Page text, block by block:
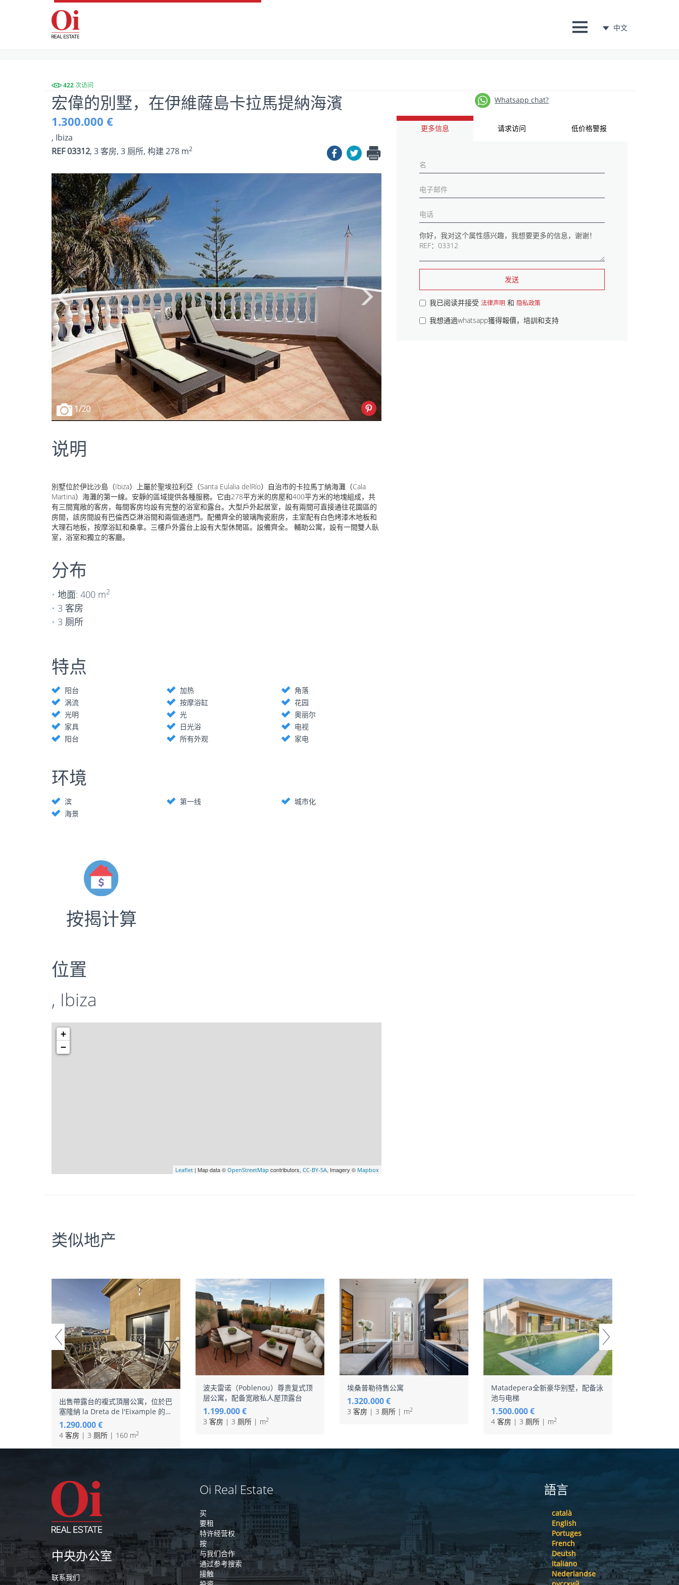
中文
422 次访问
宏偉的別墅，在伊維薩島卡拉馬提納海濱
1.300.000 €
, Ibiza
REF 03312, 3 客房, 3 厕所, 构建 278 m2
1/20
说明
別墅位於伊比沙島（Ibiza）上屬於聖埃拉利亞（Santa Eulalia delRío）自治市的卡拉馬丁納海灘（Cala
Martina）海灘的第一線。安靜的區域提供各種服務。它由278平方米的房屋和400平方米的地塊組成，共
有三間寬敞的客房，每間客房均設有完整的浴室和露台。大型戶外起居室，設有兩間可直接通往花園區的
房間，該房間設有巴倫西亞淋浴間和兩個通道門。配備齊全的玻璃陶瓷廚房，主室配有白色烤漆木地板和
大理石地板，按摩浴缸和桑拿。三樓戶外露台上設有大型休閒區。設備齊全。 輔助公寓，設有一間雙人臥
室，浴室和獨立的客廳。
分布
地面: 400 m2
3 客房
3 厕所
特点
阳台 加热
角落
涡流
按摩浴缸
花园
光明
光
奥丽尔
家具
日光浴
电视
阳台
所有外观 家电
环境
滨 第一线
城市化
海景
按揭计算
位置
, Ibiza
+
−
Leaflet| Map data © OpenStreetMap contributors, CC-BY-SA, Imagery © Mapbox
Whatsapp chat?
更多信息 请求访问 低价格警报
发送
我已阅读并接受 法律声明和 隐私政策
我想通過whatsapp獲得報價，培訓和支持
类似地产
出售帶露台的複式頂層公寓，位於巴
塞隆納 la Dreta de l'Eixample 的
REFORM
1.290.000 €
4 客房 | 3 厕所 | 160 m2
波夫雷诺（Poblenou）尊贵复式顶
层公寓，配备宽敞私人屋顶露台
1.199.000 €
3 客房 | 3 厕所 | m2
埃桑普勒待售公寓
1.320.000 €
3 客房 | 3 厕所 | m2
Matadepera全新豪华别墅，配备泳
池与电梯
1.500.000 €
4 客房 | 3 厕所 | m2
中央办公室
联系我们
Oi Real Estate
买
要租
特许经营权
按
与我们合作
通过参考搜索
接触
語言
català
English
Portuges
French
Deutsh
Italiano
Nederlandse